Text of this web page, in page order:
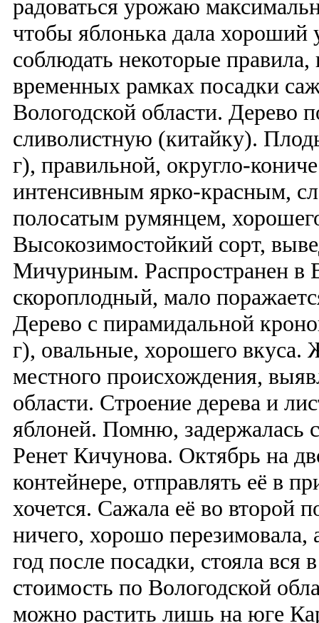
радоваться урожаю
чтобы яблонька дала хороший
соблюдать некоторые правила,
временных рамках посадки
Вологодской области. Дерево
сливолистную (китайку).
г), правильной, округло-
интенсивным ярко-красным,
полосатым румянцем,
Высокозимостойкий сорт,
Мичуриным. Распространен в
скороплодный, мало
Дерево с пирамидальной
г), овальные, хорошего вкуса.
местного происхождения,
области. Строение дерева и
яблоней. Помню, задержалась
Ренет Кичунова. Октябрь на
контейнере, отправлять её в
хочется. Сажала её во второй
ничего, хорошо перезимовала,
год после посадки, стояла вся
стоимость по Вологодской
можно растить лишь на юге